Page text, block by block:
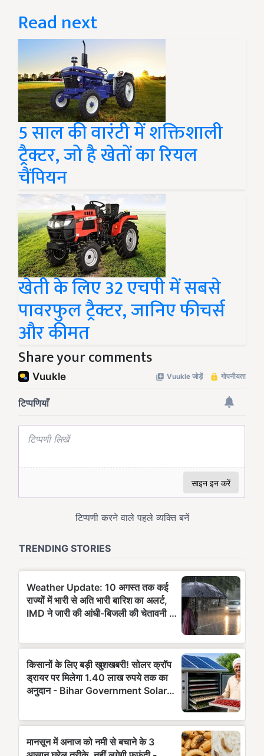
Read next
5 साल की वारंटी में शक्तिशाली
ट्रैक्टर, जो है खेतों का रियल
चैंपियन
खेती के लिए 32 एचपी में सबसे
पावरफुल ट्रैक्टर, जानिए फीचर्स
और कीमत
Share your comments